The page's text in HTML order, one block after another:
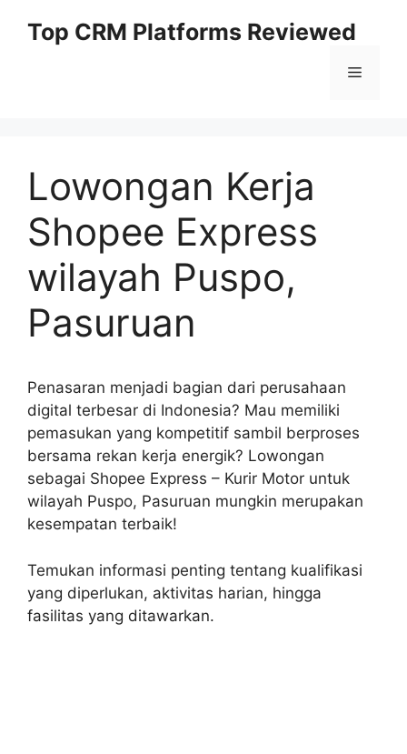
Top CRM Platforms Reviewed
Menu
Lowongan Kerja
Shopee Express
wilayah Puspo,
Pasuruan
Penasaran menjadi bagian dari perusahaan
digital terbesar di Indonesia? Mau memiliki
pemasukan yang kompetitif sambil berproses
bersama rekan kerja energik? Lowongan
sebagai Shopee Express – Kurir Motor untuk
wilayah Puspo, Pasuruan mungkin merupakan
kesempatan terbaik!
Temukan informasi penting tentang kualifikasi
yang diperlukan, aktivitas harian, hingga
fasilitas yang ditawarkan.